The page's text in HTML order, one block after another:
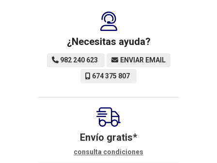
¿Necesitas ayuda?
982 240 623 ENVIAR EMAIL
674 375 807
Envío gratis*
consulta condiciones